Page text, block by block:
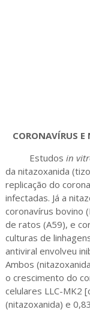
CORONAVÍRUS
Estudos in
da nitazoxanida
replicação do
infectadas. Já a
coronavírus bovino
de ratos (A59), e
culturas de
antiviral envolveu
Ambos
o crescimento do
celulares LLC-MK2
(nitazoxanida) e